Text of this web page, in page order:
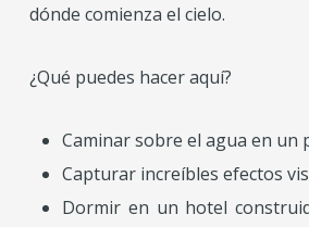
dónde comienza el cielo.
¿Qué puedes hacer aquí?
Caminar sobre el agua en un
Capturar increíbles efectos
Dormir en un hotel